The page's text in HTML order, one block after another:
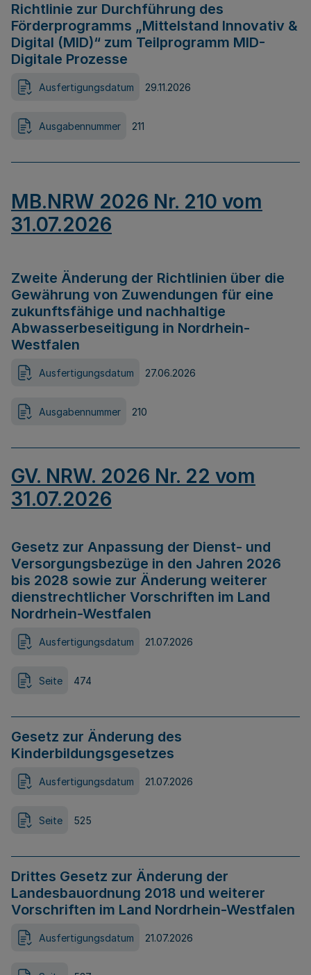
Richtlinie zur Durchführung des
Förderprogramms „Mittelstand Innovativ &
Digital (MID)“ zum Teilprogramm MID-
Digitale Prozesse
Ausfertigungsdatum 29.11.2026
Ausgabennummer 211
MB.NRW 2026 Nr. 210 vom
31.07.2026
Zweite Änderung der Richtlinien über die
Gewährung von Zuwendungen für eine
zukunftsfähige und nachhaltige
Abwasserbeseitigung in Nordrhein-
Westfalen
Ausfertigungsdatum 27.06.2026
Ausgabennummer 210
GV. NRW. 2026 Nr. 22 vom
31.07.2026
Gesetz zur Anpassung der Dienst- und
Versorgungsbezüge in den Jahren 2026
bis 2028 sowie zur Änderung weiterer
dienstrechtlicher Vorschriften im Land
Nordrhein-Westfalen
Ausfertigungsdatum 21.07.2026
Seite 474
Gesetz zur Änderung des
Kinderbildungsgesetzes
Ausfertigungsdatum 21.07.2026
Seite 525
Drittes Gesetz zur Änderung der
Landesbauordnung 2018 und weiterer
Vorschriften im Land Nordrhein-Westfalen
Ausfertigungsdatum 21.07.2026